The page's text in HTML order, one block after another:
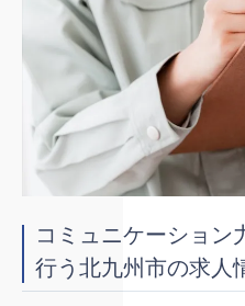
コミュニケーション
行う北九州市の求人